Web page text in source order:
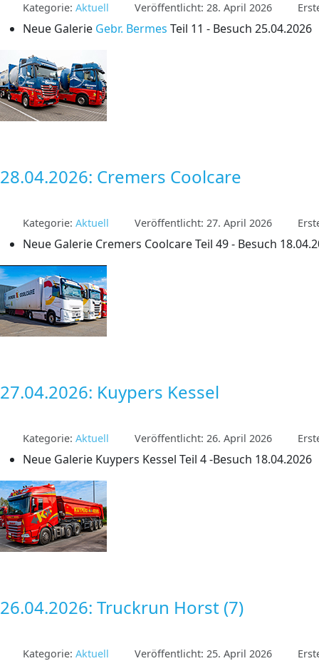
Kategorie: Aktuell Veröffentlicht: 28. April 2026
Neue Galerie Gebr. Bermes Teil 11 - Besuch 25.04.2026
28.04.2026: Cremers Coolcare
Kategorie: Aktuell Veröffentlicht: 27. April 2026
Neue Galerie Cremers Coolcare Teil 49 - Besuch
27.04.2026: Kuypers Kessel
Kategorie: Aktuell Veröffentlicht: 26. April 2026
Neue Galerie Kuypers Kessel Teil 4 -Besuch 18.04.2026
26.04.2026: Truckrun Horst (7)
Kategorie: Aktuell Veröffentlicht: 25. April 2026